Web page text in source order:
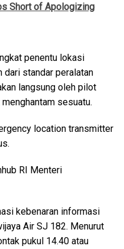
Short of Apologizing
penentu lokasi
dari standar peralatan
langsung oleh pilot
sesuatu.
location transmitter
RI Menteri
kebenaran informasi
Air SJ 182. Menurut
pukul 14.40 atau